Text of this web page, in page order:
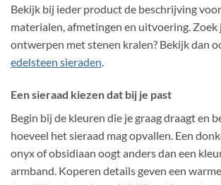
Bekijk bij ieder product de beschrijving
materialen, afmetingen en uitvoering. Zoek
ontwerpen met stenen kralen? Bekijk dan
edelsteen sieraden.
Een sieraad kiezen dat bij je past
Begin bij de kleuren die je graag draagt en
hoeveel het sieraad mag opvallen. Een
onyx of obsidiaan oogt anders dan een
armband. Koperen details geven een